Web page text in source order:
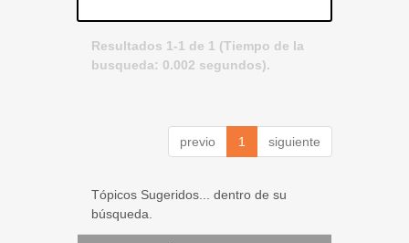
Resultados 1-1 de 1 (Tiempo de la
busqueda: 0.002 segundos).
previo 1 siguiente
Tópicos Sugeridos... dentro de su
búsqueda.